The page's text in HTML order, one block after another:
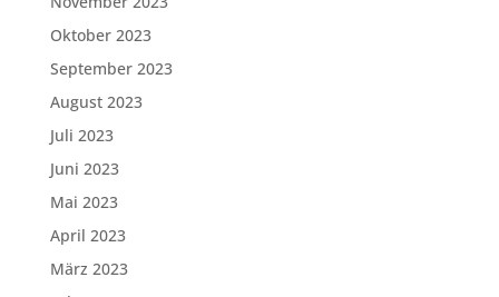
Oktober 2023
September 2023
August 2023
Juli 2023
Juni 2023
Mai 2023
April 2023
März 2023